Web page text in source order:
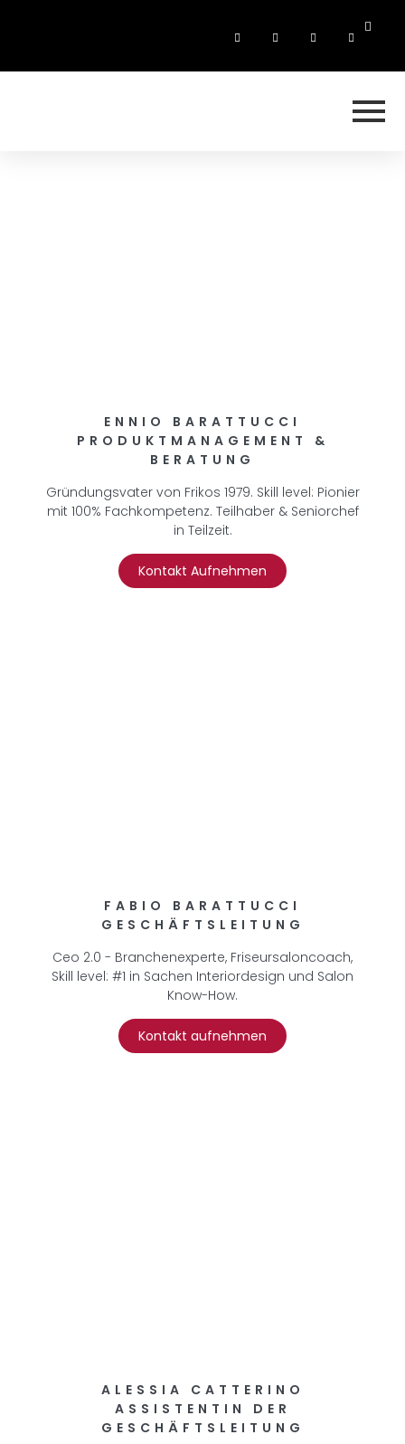
ENNIO BARATTUCCI
PRODUKTMANAGEMENT &
BERATUNG
Gründungsvater von Frikos 1979. Skill level: Pionier
mit 100% Fachkompetenz. Teilhaber & Seniorchef
in Teilzeit.
Kontakt Aufnehmen
FABIO BARATTUCCI
GESCHÄFTSLEITUNG
Ceo 2.0 - Branchenexperte, Friseursaloncoach,
Skill level: #1 in Sachen Interiordesign und Salon
Know-How.
Kontakt aufnehmen
ALESSIA CATTERINO
ASSISTENTIN DER
GESCHÄFTSLEITUNG